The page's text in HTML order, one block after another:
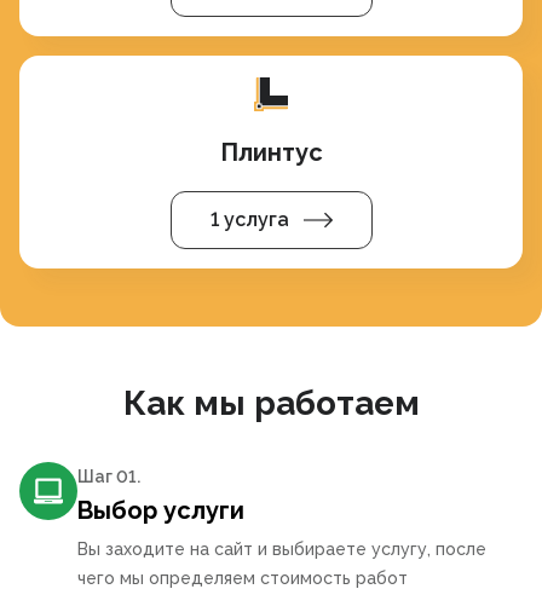
Плинтус
1 услуга
Как мы работаем
Шаг 01.
Выбор услуги
Вы заходите на сайт и выбираете услугу, после
чего мы определяем стоимость работ